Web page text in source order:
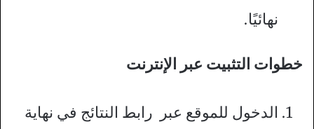
نهائيًا.
خطوات التثبيت عبر الإنترنت
الدخول للموقع عبر رابط النتائج في نهاية